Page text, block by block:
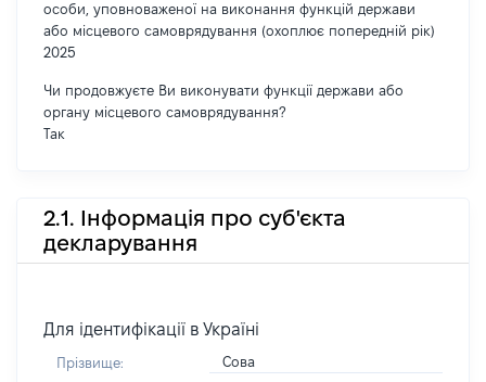
особи, уповноваженої на виконання функцій держави
або місцевого самоврядування (охоплює попередній рік)
2025
Чи продовжуєте Ви виконувати функції держави або
органу місцевого самоврядування?
Так
2.1. Інформація про суб'єкта
декларування
Для ідентифікації в Україні
Прізвище: Сова